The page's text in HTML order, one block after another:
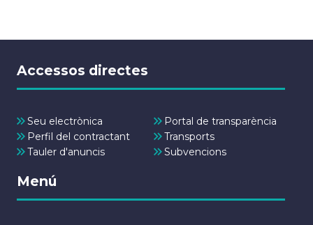
Accessos directes
Seu electrònica
Portal de transparència
Perfil del contractant
Transports
Tauler d'anuncis
Subvencions
Menú